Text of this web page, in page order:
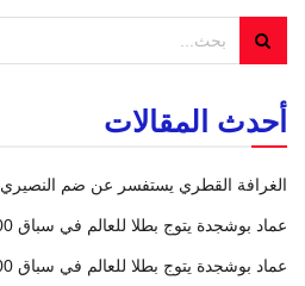
أحدث المقالات
الغرافة القطري يستفسر عن ضم النصيري
عماد بوشجدة يتوج بطلا للعالم في سباق 800 متر
عماد بوشجدة يتوج بطلا للعالم في سباق 800 متر